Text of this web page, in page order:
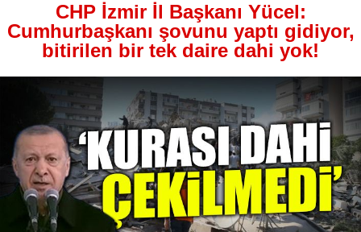
CHP İzmir İl Başkanı Yücel:
Cumhurbaşkanı şovunu yaptı gidiyor,
bitirilen bir tek daire dahi yok!